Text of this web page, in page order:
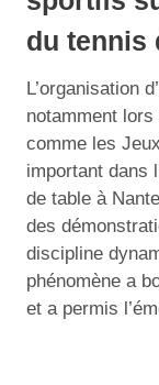
du tennis
L’organisation
notamment
comme les
important dans
de table à
des
discipline
phénomène a
et a permis